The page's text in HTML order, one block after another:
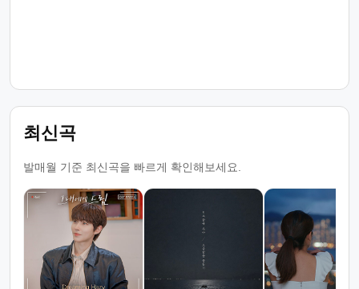
최신곡
발매월 기준 최신곡을 빠르게 확인해보세요.